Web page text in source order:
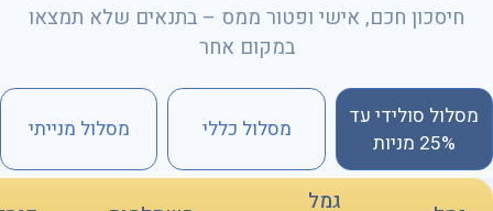
חיסכון חכם, אישי ופטור ממס – בתנאים שלא תמצאו
במקום אחר
מסלול סולידי עד
25% מניות
מסלול כללי מסלול מנייתי
גמל